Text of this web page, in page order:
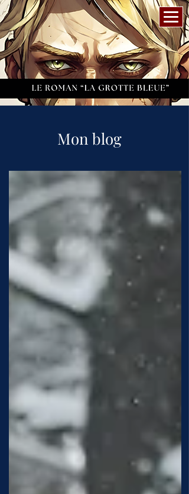
Mon blog